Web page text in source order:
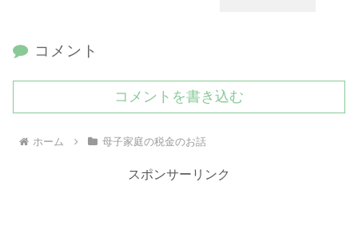
コメント
コメントを書き込む
ホーム 母子家庭の税金のお話
スポンサーリンク